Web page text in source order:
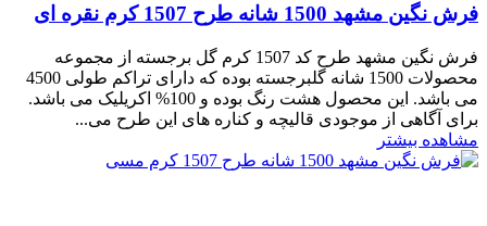
فرش نگین مشهد 1500 شانه طرح 1507 کرم نقره ای
فرش نگین مشهد طرح کد 1507 کرم گل برجسته از مجموعه
محصولات 1500 شانه گلبرجسته بوده که دارای تراکم طولی 4500
می باشد. این محصول هشت رنگ بوده و 100% اکریلیک می باشد.
برای آگاهی از موجودی قالیچه و کناره های این طرح می...
مشاهده بیشتر